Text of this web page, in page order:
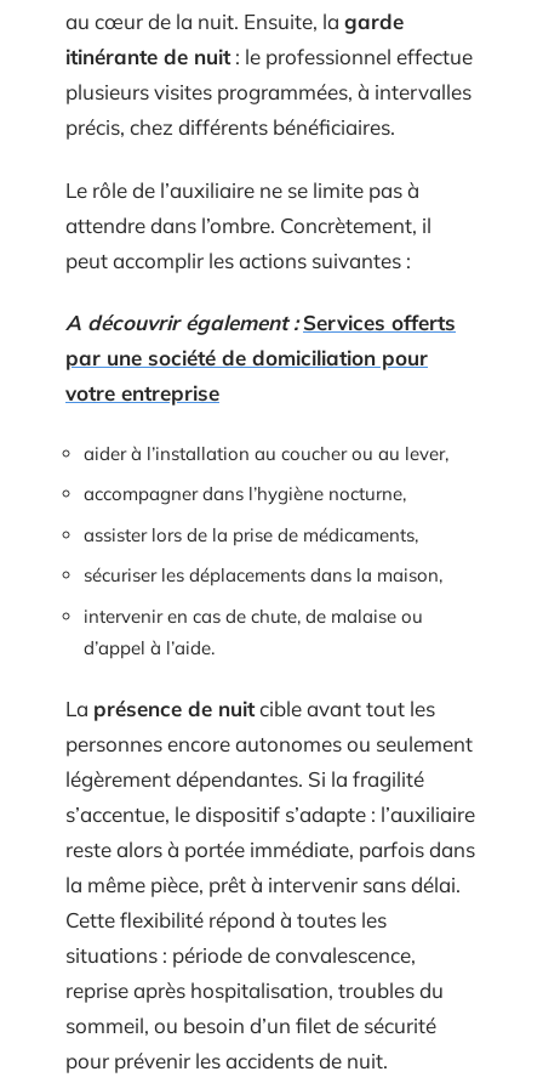
au cœur de la nuit. Ensuite, la garde
itinérante de nuit: le professionnel effectue
plusieurs visites programmées, à intervalles
précis, chez différents bénéficiaires.
Le rôle de l’auxiliaire ne se limite pas à
attendre dans l’ombre. Concrètement, il
peut accomplir les actions suivantes :
A découvrir également : Services offerts
par une société de domiciliation pour
votre entreprise
aider à l’installation au coucher ou au lever,
accompagner dans l’hygiène nocturne,
assister lors de la prise de médicaments,
sécuriser les déplacements dans la maison,
intervenir en cas de chute, de malaise ou
d’appel à l’aide.
La présence de nuitcible avant tout les
personnes encore autonomes ou seulement
légèrement dépendantes. Si la fragilité
s’accentue, le dispositif s’adapte : l’auxiliaire
reste alors à portée immédiate, parfois dans
la même pièce, prêt à intervenir sans délai.
Cette flexibilité répond à toutes les
situations : période de convalescence,
reprise après hospitalisation, troubles du
sommeil, ou besoin d’un filet de sécurité
pour prévenir les accidents de nuit.